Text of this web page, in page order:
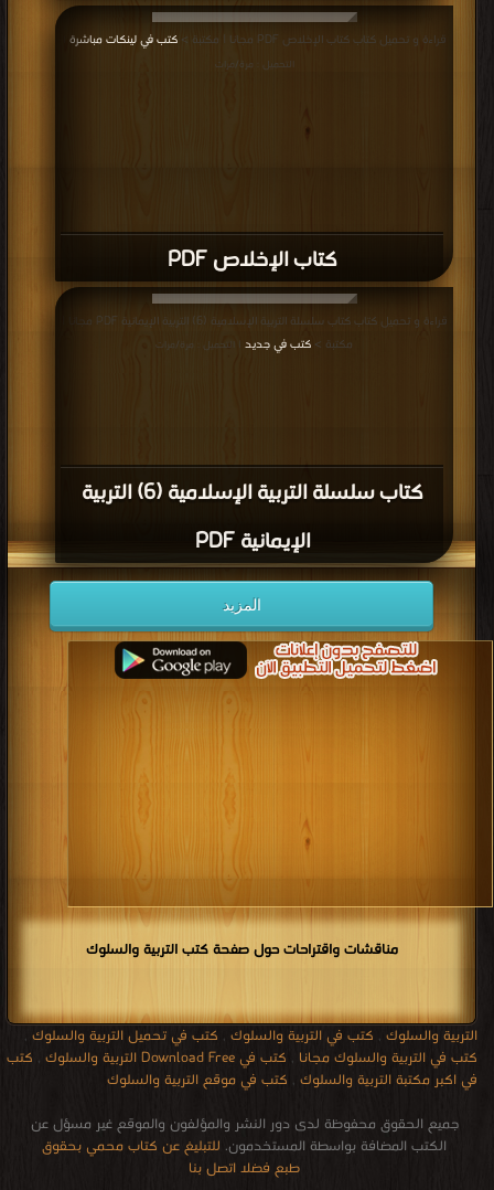
كتاب الإخلاص PDF
قراءة و تحميل كتاب كتاب الإخلاص PDF مجانا | مكتبة > كتب في لينكات مباشرة
التحميل : مرة/مرات
كتاب سلسلة التربية الإسلامية (6) التربية
الإيمانية PDF
قراءة و تحميل كتاب كتاب سلسلة التربية الإسلامية (6) التربية الإيمانية PDF مجانا |
مكتبة > كتب في جديد | التحميل : مرة/مرات
المزيد
مناقشات واقتراحات حول صفحة كتب التربية والسلوك
التربية والسلوك , كتب في التربية والسلوك , كتب في تحميل التربية والسلوك ,
كتب في التربية والسلوك مجانا , كتب في Download Free التربية والسلوك , كتب
في اكبر مكتبة التربية والسلوك , كتب في موقع التربية والسلوك
جميع الحقوق محفوظة لدى دور النشر والمؤلفون والموقع غير مسؤل عن
الكتب المضافة بواسطة المستخدمون. للتبليغ عن كتاب محمي بحقوق
طبع فضلا اتصل بنا